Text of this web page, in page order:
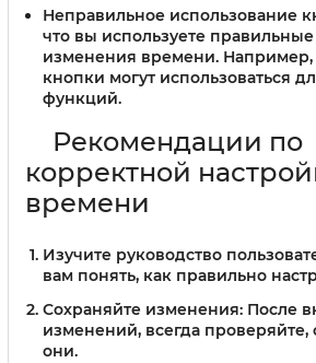
Неправильное использование
что вы используете
изменения времени.
кнопки могут использоваться
функций.
Рекомендации по
корректной
времени
Изучите руководство
вам понять, как правильно
Сохраняйте изменения: После
изменений, всегда проверяйте,
они.